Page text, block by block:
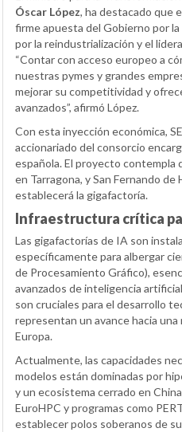
Óscar López, ha destacado que
firme apuesta del Gobierno por
por la reindustrialización y el
“Contar con acceso europeo a
nuestras pymes y grandes
mejorar su competitividad y
avanzados”, afirmó López.
Con esta inyección económica,
accionariado del consorcio
española. El proyecto contempla
en Tarragona, y San Fernando
establecerá la gigafactoría.
Infraestructura crítica
Las gigafactorías de IA son
específicamente para albergar
de Procesamiento Gráfico),
avanzados de inteligencia
son cruciales para el desarrollo
representan un avance hacia
Europa.
Actualmente, las capacidades
modelos están dominadas por
y un ecosistema cerrado en
EuroHPC y programas como
establecer polos soberanos de